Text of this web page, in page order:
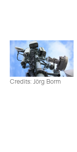
Credits: Jörg Borm